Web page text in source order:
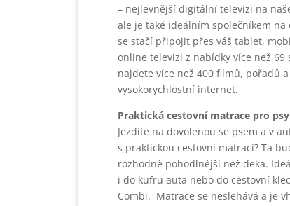
– nejlevnější digitální televizi na
ale je také ideálním společníkem
se stačí připojit přes váš tablet,
online televizi z nabídky více než
najdete více než 400 filmů, pořadů
vysokorychlostní internet.
Praktická cestovní matrace pro psy
Jezdíte na dovolenou se psem a v
s praktickou cestovní matrací? Ta
rozhodně pohodlnější než deka.
i do kufru auta nebo do cestovní
Combi. Matrace se neslehává a je